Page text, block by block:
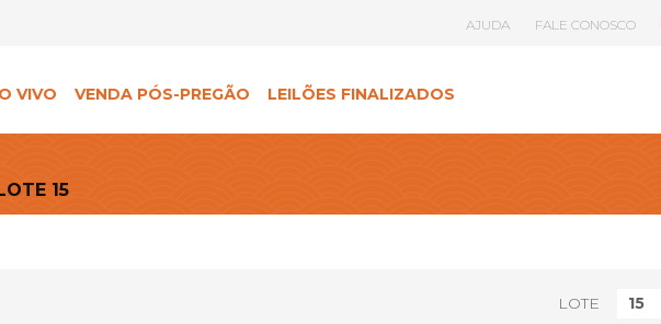
AJUDA FALE CONOSCO
VIVO VENDA PÓS-PREGÃO LEILÕES FINALIZADOS
15
LOTE